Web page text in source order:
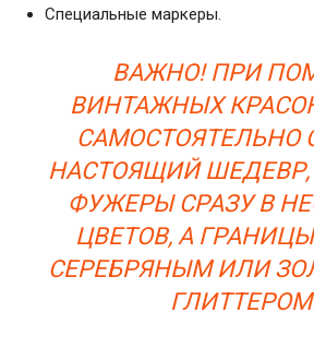
Специальные маркеры.
ВАЖНО! ПРИ
ВИНТАЖНЫХ
САМОСТОЯТЕЛЬНО
НАСТОЯЩИЙ ШЕДЕВР,
ФУЖЕРЫ СРАЗУ В
ЦВЕТОВ, А
СЕРЕБРЯНЫМ ИЛИ